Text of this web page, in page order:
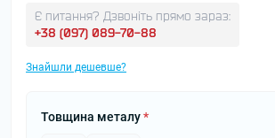
Є питання? Дзвоніть прямо зараз:
+38 (097) 089-70-88
Знайшли дешевше?
Товщина металу*